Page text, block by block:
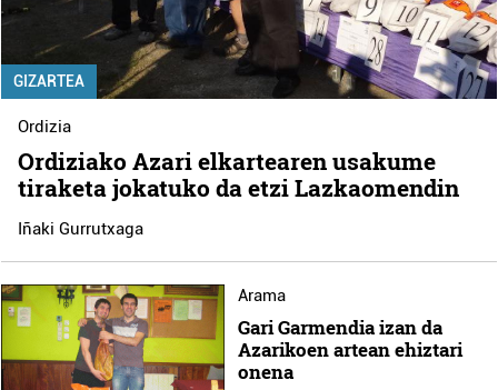
GIZARTEA
Ordizia
Ordiziako Azari elkartearen usakume
tiraketa jokatuko da etzi Lazkaomendin
Iñaki Gurrutxaga
Arama
Gari Garmendia izan da
Azarikoen artean ehiztari
onena